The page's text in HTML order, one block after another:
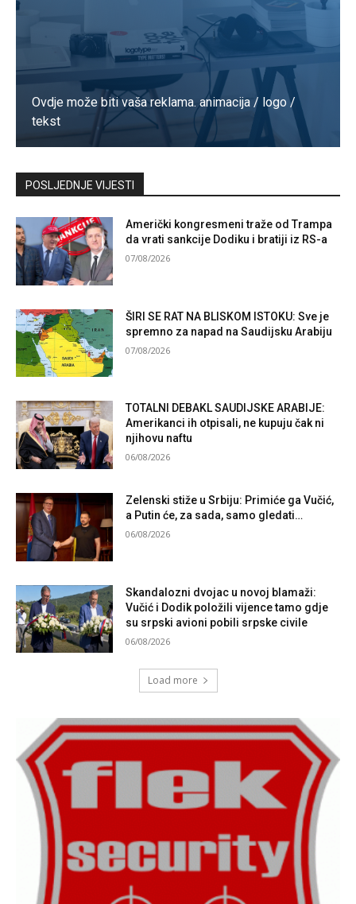
Ovdje može biti vaša reklama. animacija / logo /
tekst
Kontaktirajte nas
POSLJEDNJE VIJESTI
Američki kongresmeni traže od Trampa
da vrati sankcije Dodiku i bratiji iz RS-a
07/08/2026
ŠIRI SE RAT NA BLISKOM ISTOKU: Sve je
spremno za napad na Saudijsku Arabiju
07/08/2026
TOTALNI DEBAKL SAUDIJSKE ARABIJE:
Amerikanci ih otpisali, ne kupuju čak ni
njihovu naftu
06/08/2026
Zelenski stiže u Srbiju: Primiće ga Vučić,
a Putin će, za sada, samo gledati…
06/08/2026
Skandalozni dvojac u novoj blamaži:
Vučić i Dodik položili vijence tamo gdje
su srpski avioni pobili srpske civile
06/08/2026
Load more